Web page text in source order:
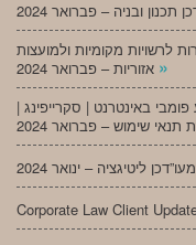
לרשויות מקומיות ולמועצות
»
פומבי באינטרנט | סקרייפינג |
Corporate Law Client